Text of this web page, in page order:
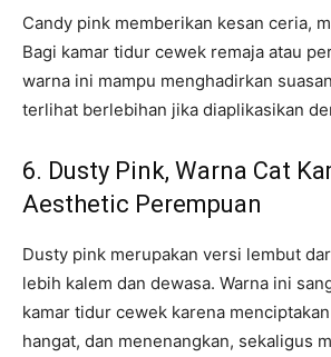
Candy pink memberikan kesan ceria,
Bagi kamar tidur cewek remaja atau
warna ini mampu menghadirkan
terlihat berlebihan jika diaplikasikan
6. Dusty Pink, Warna Cat
Aesthetic Perempuan
Dusty pink merupakan versi lembut
lebih kalem dan dewasa. Warna ini
kamar tidur cewek karena
hangat, dan menenangkan, sekaligus